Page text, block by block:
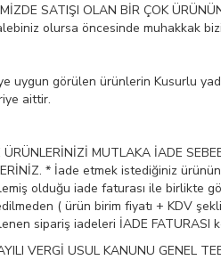
SATIŞI OLAN BİR ÇOK
olursa öncesinde muhakkak
uygun görülen ürünlerin Kusurlu
aittir.
MUTLAKA İADE
* İade etmek istediğiniz
olduğu iade faturası ile birlikte
( ürün birim fiyatı + KDV
sipariş iadeleri İADE FATURASI
VERGİ USUL KANUNU GENEL